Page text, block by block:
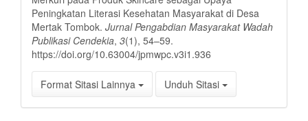
Peningkatan Literasi Kesehatan Masyarakat di Desa
Mertak Tombok. Jurnal Pengabdian Masyarakat Wadah
Publikasi Cendekia, 3(1), 54–59.
https://doi.org/10.63004/jpmwpc.v3i1.936
Format Sitasi Lainnya Unduh Sitasi